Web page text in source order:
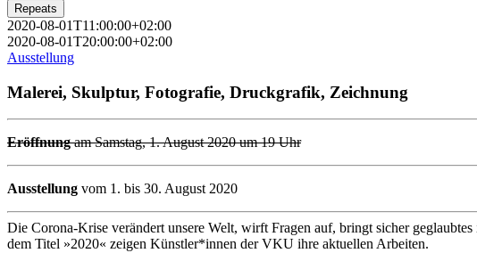
Repeats
2020-08-01T11:00:00+02:00
2020-08-01T20:00:00+02:00
Ausstellung
Malerei, Skulptur, Fotografie, Druckgrafik, Zeichnung
Eröffnungam Samstag, 1. August 2020 um 19 Uhr
Ausstellung vom 1. bis 30. August 2020
Die Corona-Krise verändert unsere Welt, wirft Fragen auf, bringt sicher
dem Titel »2020« zeigen Künstler*innen der VKU ihre aktuellen Arbeiten.